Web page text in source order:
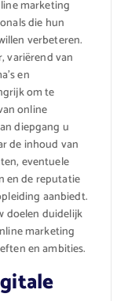
marketing
die hun
verbeteren.
variërend van
en
om te
online
diepgang u
de inhoud van
eventuele
en de reputatie
aanbiedt.
doelen duidelijk
marketing
en ambities.